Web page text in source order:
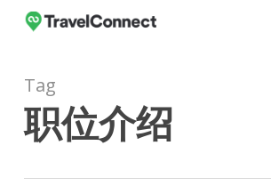
Skip
content
Tag
职位介绍